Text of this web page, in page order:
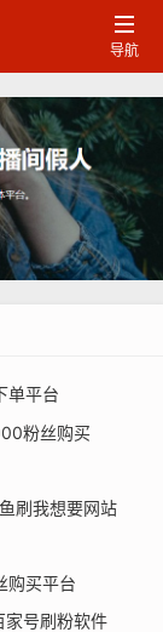

导航
单平台
粉丝购买
刷我想要网站
购买平台
家号刷粉软件